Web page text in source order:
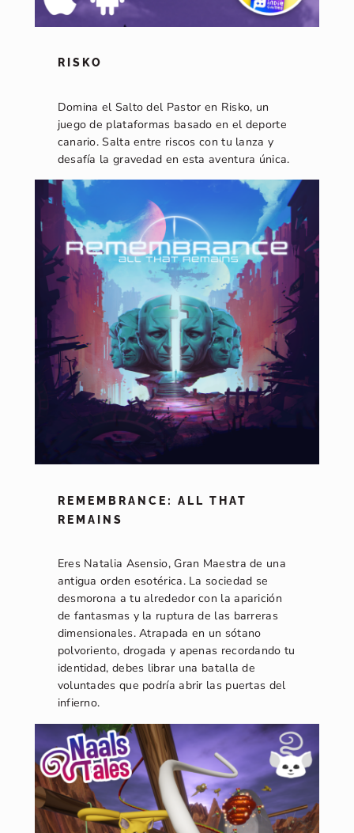
RISKO
Domina el Salto del Pastor en Risko, un
juego de plataformas basado en el deporte
canario. Salta entre riscos con tu lanza y
desafía la gravedad en esta aventura única.
REMEMBRANCE: ALL THAT
REMAINS
Eres Natalia Asensio, Gran Maestra de una
antigua orden esotérica. La sociedad se
desmorona a tu alrededor con la aparición
de fantasmas y la ruptura de las barreras
dimensionales. Atrapada en un sótano
polvoriento, drogada y apenas recordando tu
identidad, debes librar una batalla de
voluntades que podría abrir las puertas del
infierno.